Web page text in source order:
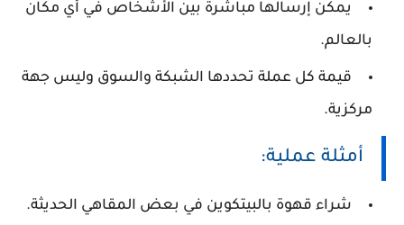
يمكن إرسالها مباشرة بين الأشخاص في أي مكان
بالعالم.
قيمة كل عملة تحددها الشبكة والسوق وليس جهة
مركزية.
أمثلة عملية:
شراء قهوة بالبيتكوين في بعض المقاهي الحديثة.